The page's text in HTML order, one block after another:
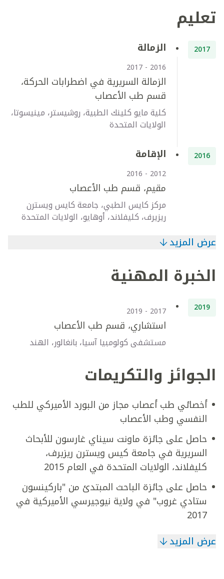
تعليم
2017 الزمالة
2016 - 2017
الزمالة السريرية في اضطرابات الحركة،
قسم طب الأعصاب
كلية مايو كلينك الطبية، روشيستر، مينيسوتا،
الولايات المتحدة
2016 الإقامة
2012 - 2016
مقيم، قسم طب الأعصاب
مركز كايس الطبي، جامعة كايس ويسترن
ريزيرف، كليفلاند، أوهايو، الولايات المتحدة
عرض المزيد
الخبرة المهنية
2019
2017 - 2019
استشاري، قسم طب الأعصاب
مستشفى كولومبيا آسيا، بانغالور، الهند
الجوائز والتكريمات
أخصائي طب أعصاب مجاز من البورد الأميركي للطب
النفسي وطب الأعصاب
حاصل على جائزة ماونت سيناي غارسون للأبحاث
السريرية في جامعة كيس ويسترن ريزيرف،
كليفلاند، الولايات المتحدة في العام 2015
حاصل على جائزة الباحث المبتدئ من "باركينسون
ستادي غروب" في ولاية نيوجيرسي الأميركية في
2017
عرض المزيد